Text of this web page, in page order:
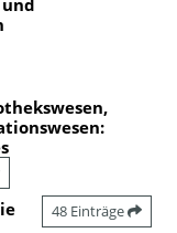
48 Einträge